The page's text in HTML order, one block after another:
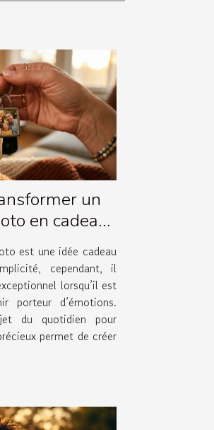
un
en cadeau
?
est une idée cadeau
cependant, il
lorsqu’il est
porteur d’émotions.
du quotidien pour
permet de créer